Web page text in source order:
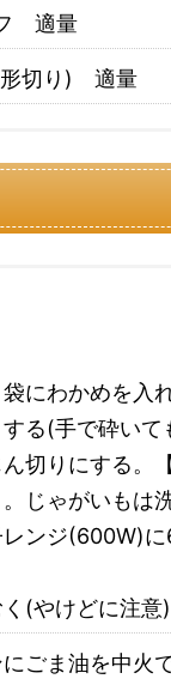
適量
形切り) 適量
にわかめを入
る(手で砕いて
切りにする。
じゃがいもは
ンジ(600W)に
(やけどに注意)
ごま油を中火